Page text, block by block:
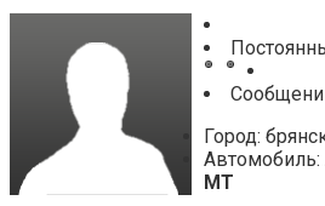
Город:
Автомобиль:
MT